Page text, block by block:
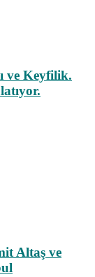
ve Keyfilik.
Altaş ve